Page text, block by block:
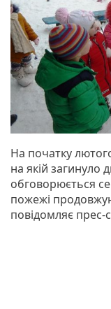
На початку
на якій загинуло
обговорюється
пожежі
повідомляє